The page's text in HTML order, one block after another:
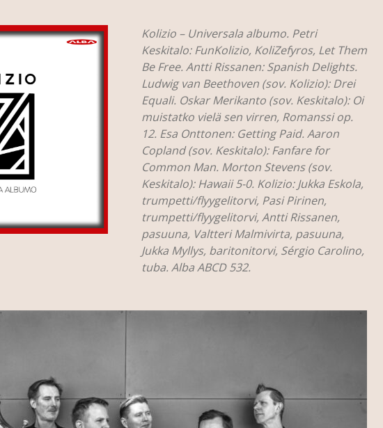
Kolizio – Universala albumo. Petri
Keskitalo: FunKolizio, KoliZefyros, Let Them
Be Free. Antti Rissanen: Spanish Delights.
Ludwig van Beethoven (sov. Kolizio): Drei
Equali. Oskar Merikanto (sov. Keskitalo): Oi
muistatko vielä sen virren, Romanssi op.
12. Esa Onttonen: Getting Paid. Aaron
Copland (sov. Keskitalo): Fanfare for
Common Man. Morton Stevens (sov.
Keskitalo): Hawaii 5-0. Kolizio: Jukka Eskola,
trumpetti/flyygelitorvi, Pasi Pirinen,
trumpetti/flyygelitorvi, Antti Rissanen,
pasuuna, Valtteri Malmivirta, pasuuna,
Jukka Myllys, baritonitorvi, Sérgio Carolino,
tuba. Alba ABCD 532.